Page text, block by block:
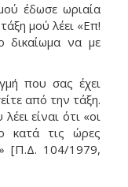
έδωσε ωριαία
μού λέει «Eπ!
δικαίωμα να με
που σας έχει
από την τάξη.
είναι ότι «οι
κατά τις ώρες
[Π.Δ. 104/1979,